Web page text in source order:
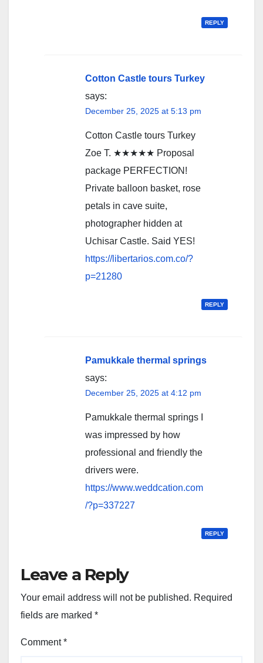
REPLY
Cotton Castle tours Turkey
says:
December 25, 2025 at 5:13 pm
Cotton Castle tours Turkey
Zoe T. ★★★★★ Proposal
package PERFECTION!
Private balloon basket, rose
petals in cave suite,
photographer hidden at
Uchisar Castle. Said YES!
https://libertarios.com.co/?
p=21280
REPLY
Pamukkale thermal springs
says:
December 25, 2025 at 4:12 pm
Pamukkale thermal springs I
was impressed by how
professional and friendly the
drivers were.
https://www.weddcation.com
/?p=337227
REPLY
Leave a Reply
Your email address will not be published. Required
fields are marked *
Comment*